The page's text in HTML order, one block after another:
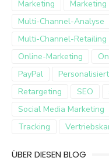
Marketing
Marketing
Multi-Channel-Analyse
Multi-Channel-Retailing
Online-Marketing
PayPal
Retargeting
SEO
Social Media Marketing
Tracking
ÜBER DIESEN BLOG